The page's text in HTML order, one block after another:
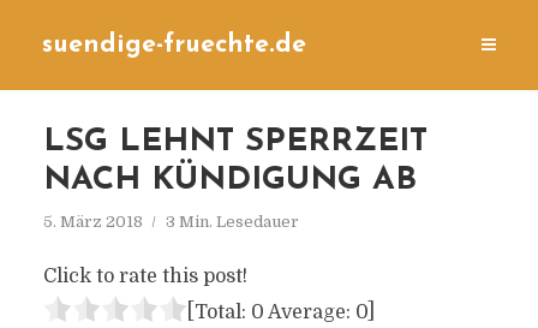
suendige-fruechte.de
LSG LEHNT SPERRZEIT
NACH KÜNDIGUNG AB
5. März 2018 3 Min. Lesedauer
Click to rate this post!
[Total: 0 Average: 0]